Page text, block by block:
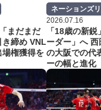
まだまだ
き締め VNL
場権獲得を
ネーションズ
2026.07.16
「18歳の新
ーダー」へ 西
の大阪での代
ーの幅と進化